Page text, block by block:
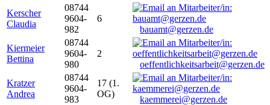
Kerscher
Claudia
08744
9604-
982
6
bauamt@gerzen.de
Kiermeier
Bettina
08744
9604-
980
2
oeffentlichkeitsarbeit@gerzen.de
Kratzer
Andrea
08744
9604-
983
17 (1.
OG)
kaemmerei@gerzen.de